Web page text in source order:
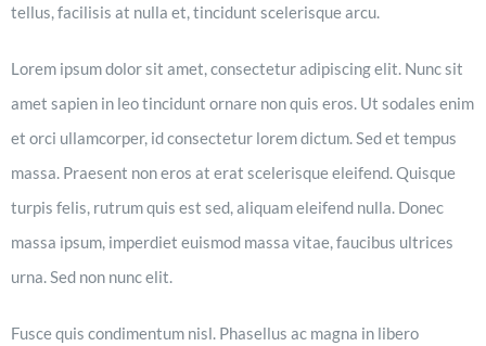
tellus, facilisis at nulla et, tincidunt scelerisque arcu.
Lorem ipsum dolor sit amet, consectetur adipiscing elit. Nunc sit
amet sapien in leo tincidunt ornare non quis eros. Ut sodales enim
et orci ullamcorper, id consectetur lorem dictum. Sed et tempus
massa. Praesent non eros at erat scelerisque eleifend. Quisque
turpis felis, rutrum quis est sed, aliquam eleifend nulla. Donec
massa ipsum, imperdiet euismod massa vitae, faucibus ultrices
urna. Sed non nunc elit.
Fusce quis condimentum nisl. Phasellus ac magna in libero